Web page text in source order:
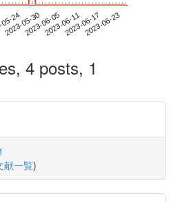
24
2023-05-302023-06-052023-06-112023-06-172023-06-23
4 posts, 1
献一覧)